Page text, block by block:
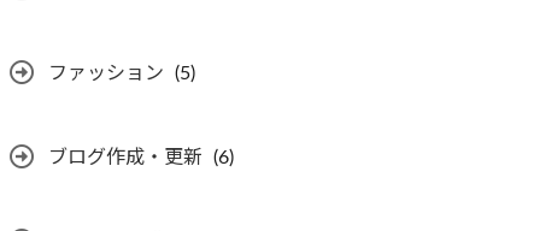
ファッション (5)
ブログ作成・更新 (6)